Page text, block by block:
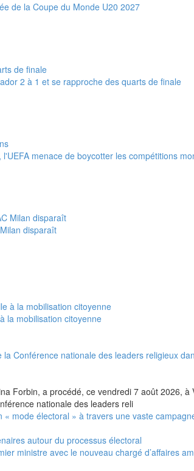
de la Coupe du Monde U20 2027
2 à 1 et se rapproche des quarts de finale
menace de boycotter les compétitions
disparaît
la mobilisation citoyenne
Conférence nationale des leaders religieux
Forbin, a procédé, ce vendredi 7 août 2026, à
nationale des leaders reli
mode électoral » à travers une vaste
autour du processus électoral
ministre avec le nouveau chargé d’affaires